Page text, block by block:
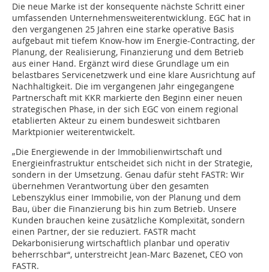
Die neue Marke ist der konsequente nächste Schritt einer
umfassenden Unternehmensweiterentwicklung. EGC hat in
den vergangenen 25 Jahren eine starke operative Basis
aufgebaut mit tiefem Know-how im Energie-Contracting, der
Planung, der Realisierung, Finanzierung und dem Betrieb
aus einer Hand. Ergänzt wird diese Grundlage um ein
belastbares Servicenetzwerk und eine klare Ausrichtung auf
Nachhaltigkeit. Die im vergangenen Jahr eingegangene
Partnerschaft mit KKR markierte den Beginn einer neuen
strategischen Phase, in der sich EGC von einem regional
etablierten Akteur zu einem bundesweit sichtbaren
Marktpionier weiterentwickelt.
„Die Energiewende in der Immobilienwirtschaft und
Energieinfrastruktur entscheidet sich nicht in der Strategie,
sondern in der Umsetzung. Genau dafür steht FASTR: Wir
übernehmen Verantwortung über den gesamten
Lebenszyklus einer Immobilie, von der Planung und dem
Bau, über die Finanzierung bis hin zum Betrieb. Unsere
Kunden brauchen keine zusätzliche Komplexität, sondern
einen Partner, der sie reduziert. FASTR macht
Dekarbonisierung wirtschaftlich planbar und operativ
beherrschbar“, unterstreicht Jean-Marc Bazenet, CEO von
FASTR.